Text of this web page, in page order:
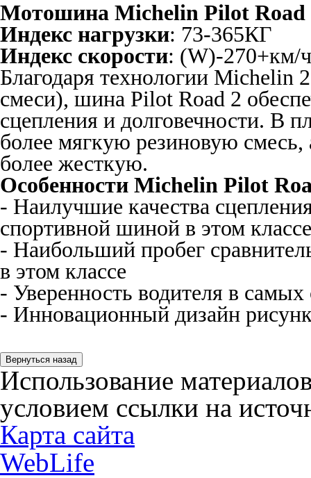
Мотошина Michelin Pilot Road
Индекс нагрузки: 73-365КГ
Индекс скорости: (W)-270+км/ч
Благодаря технологии Michelin
смеси), шина Pilot Road 2
сцепления и долговечности. В
более мягкую резиновую смесь,
более жесткую.
Особенности Michelin Pilot
- Наилучшие качества
спортивной шиной в этом
- Наибольший пробег
в этом классе
- Уверенность водителя в
- Инновационный дизайн
Использование
условием ссылки на
Карта сайта
WebLife